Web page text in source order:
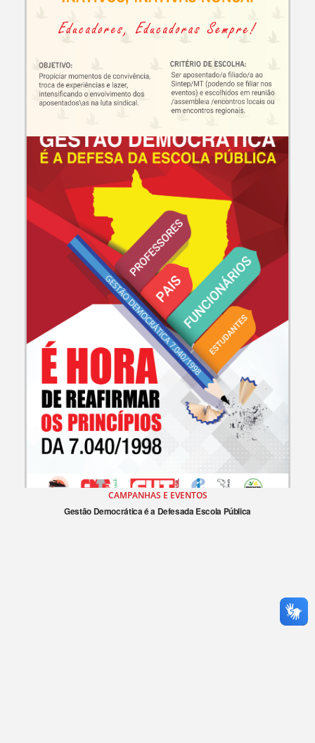
CAMPANHAS E EVENTOS
4º Encontro Estadual de Aposentaods/as do Sintep-MT
CAMPANHAS E EVENTOS
Gestão Democrática é a Defesada Escola Pública